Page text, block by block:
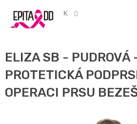
obsah
CZK
ELIZA SB - PUDROVÁ
PROTETICKÁ
OPERACI PRSU